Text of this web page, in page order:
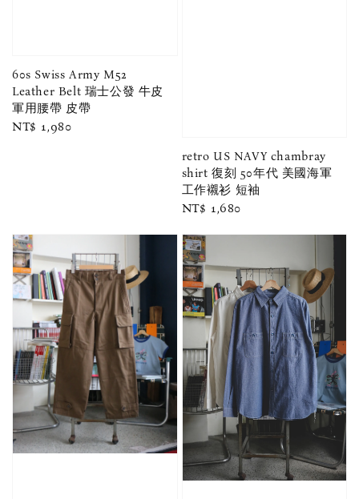
60s Swiss Army M52
Leather Belt 瑞士公發 牛皮
軍用腰帶 皮帶
Regular
NT$ 1,980
retro US NAVY chambray
shirt 復刻 50年代 美國海軍
工作襯衫 短袖
Regular
NT$ 1,680